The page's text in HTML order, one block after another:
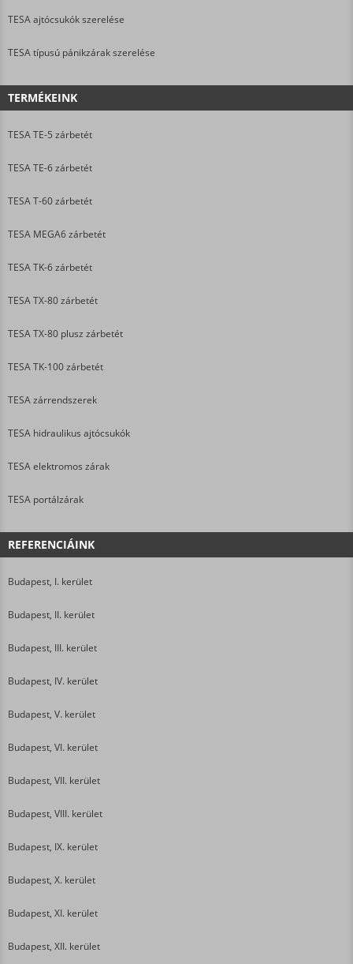
TESA ajtócsukók szerelése
TESA típusú pánikzárak szerelése
TERMÉKEINK
TESA TE-5 zárbetét
TESA TE-6 zárbetét
TESA T-60 zárbetét
TESA MEGA6 zárbetét
TESA TK-6 zárbetét
TESA TX-80 zárbetét
TESA TX-80 plusz zárbetét
TESA TK-100 zárbetét
TESA zárrendszerek
TESA hidraulikus ajtócsukók
TESA elektromos zárak
TESA portálzárak
REFERENCIÁINK
Budapest, I. kerület
Budapest, II. kerület
Budapest, III. kerület
Budapest, IV. kerület
Budapest, V. kerület
Budapest, VI. kerület
Budapest, VII. kerület
Budapest, VIII. kerület
Budapest, IX. kerület
Budapest, X. kerület
Budapest, XI. kerület
Budapest, XII. kerület